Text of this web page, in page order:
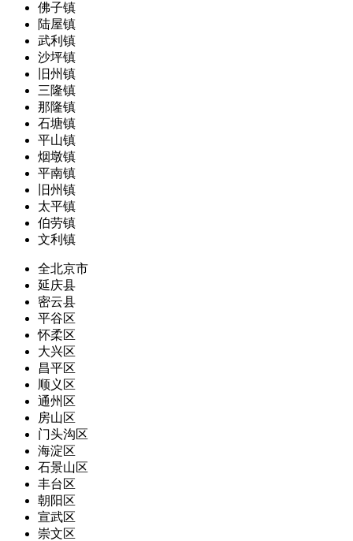
佛子镇
陆屋镇
武利镇
沙坪镇
旧州镇
三隆镇
那隆镇
石塘镇
平山镇
烟墩镇
平南镇
旧州镇
太平镇
伯劳镇
文利镇
全北京市
延庆县
密云县
平谷区
怀柔区
大兴区
昌平区
顺义区
通州区
房山区
门头沟区
海淀区
石景山区
丰台区
朝阳区
宣武区
崇文区